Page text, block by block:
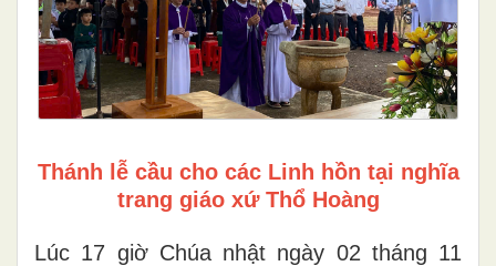
Thánh lễ cầu cho các Linh hồn tại nghĩa
trang giáo xứ Thổ Hoàng
Lúc 17 giờ Chúa nhật ngày 02 tháng 11